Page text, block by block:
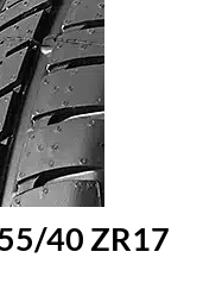
40 ZR17